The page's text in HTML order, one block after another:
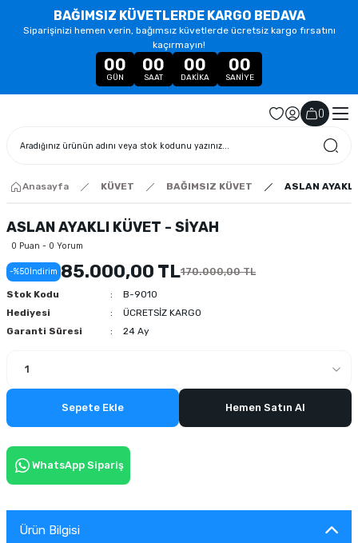
BAĞIMSIZ KÜVETLERDE KARGO BEDAVA
Siparişinizi hemen verin, bağımsız küvetlerde ücretsiz kargo fırsatını
kaçırmayın!
00
GÜN
00
SAAT
00
DAKIKA
00
SANIYE
()
Anasayfa KÜVET BAĞIMSIZ KÜVET ASLAN
ASLAN AYAKLI KÜVET - SİYAH
0 Puan - 0 Yorum
-%50İndirim 85.000,00 TL170.000,00 TL
Stok Kodu
B-9010
Hediyesi
ÜCRETSİZ KARGO
Garanti Süresi
24 Ay
Sepete Ekle Hemen Satın Al
WhatsApp Sipariş
Ürün Bilgisi